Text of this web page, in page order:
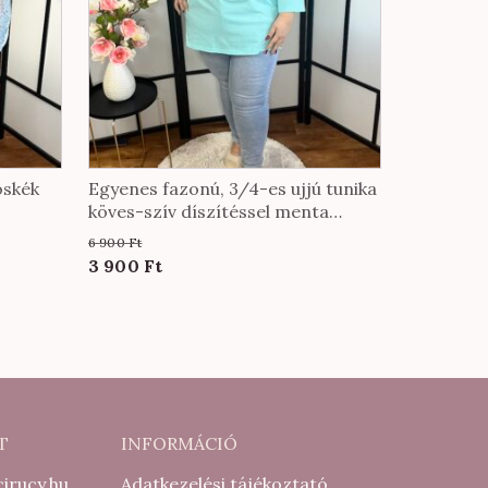
Egyenes fazonú, 3/4-es ujjú tunika
köves-szív díszítéssel menta
színben
6 900Ft
Original
900 Ft.
3 900 FtCurrent
900 Ft.
INFORMÁCIÓ
Adatkezelési tájékoztató